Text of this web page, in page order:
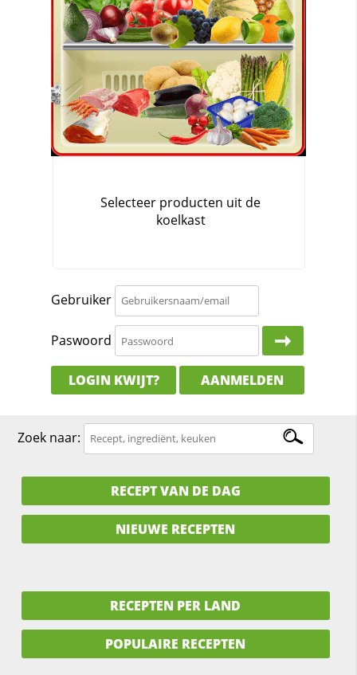
Gebruiker
Paswoord
LOGIN KWIJT? AANMELDEN
Zoek naar:
RECEPT VAN DE DAG
NIEUWE RECEPTEN
RECEPTEN PER LAND
POPULAIRE RECEPTEN